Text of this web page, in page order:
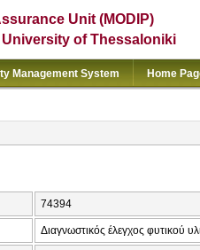
Unit (MODIP)
of Thessaloniki
Management System Home
74394
Διαγνωστικός έλεγχος φυτικού